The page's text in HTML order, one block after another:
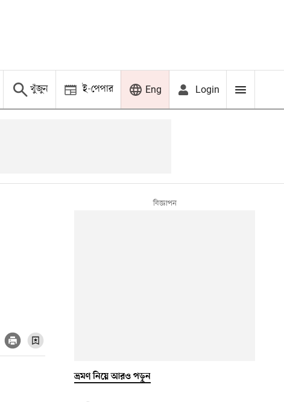
খুঁজুন ই-পেপার Eng Login
ভ্রমণ নিয়ে আরও পড়ুন